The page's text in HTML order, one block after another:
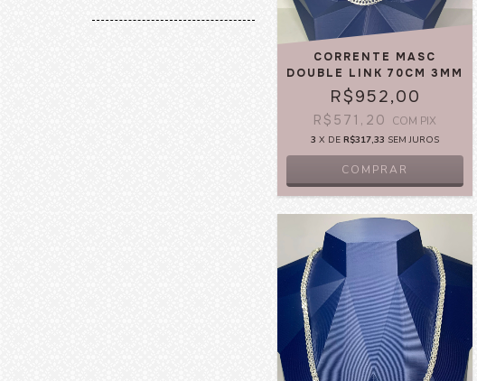
CORRENTE MASC
DOUBLE LINK 70CM 3MM
R$952,00
R$571,20 COM PIX
3 X DER$317,33 SEM JUROS